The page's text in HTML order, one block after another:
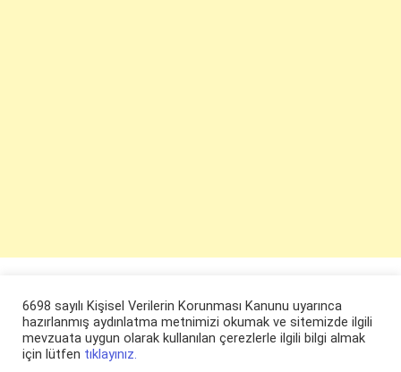
6698 sayılı Kişisel Verilerin Korunması Kanunu uyarınca
hazırlanmış aydınlatma metnimizi okumak ve sitemizde ilgili
mevzuata uygun olarak kullanılan çerezlerle ilgili bilgi almak
için lütfen tıklayınız.